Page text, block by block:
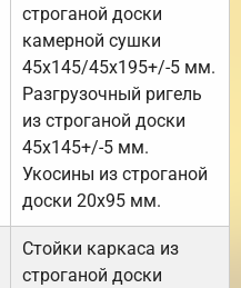
строганой доски
камерной сушки
45х145/45х195+/-5 мм.
Разгрузочный ригель
из строганой доски
45х145+/-5 мм.
Укосины из строганой
доски 20х95 мм.
Стойки каркаса из
строганой доски